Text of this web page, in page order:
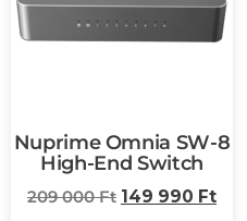
Nuprime Omnia SW-8
High-End Switch
209 000Ft 149 990 Ft